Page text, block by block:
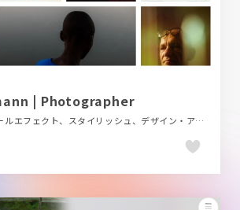
| Photographer
シンプル、スクロールエフェクト、スタイリッシュ、デザイン・アート・音楽・文芸、ファッション・ビューティー、ホワイト系、ポートフォリオ、大きめ写真、海外サイト